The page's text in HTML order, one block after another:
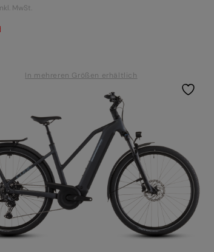
MwSt.
In mehreren Größen erhältlich